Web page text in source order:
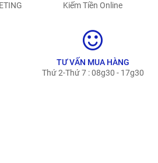
Kiếm Tiền Online
TƯ VẤN MUA HÀNG
Thứ 2-Thứ 7 : 08g30 - 17g30